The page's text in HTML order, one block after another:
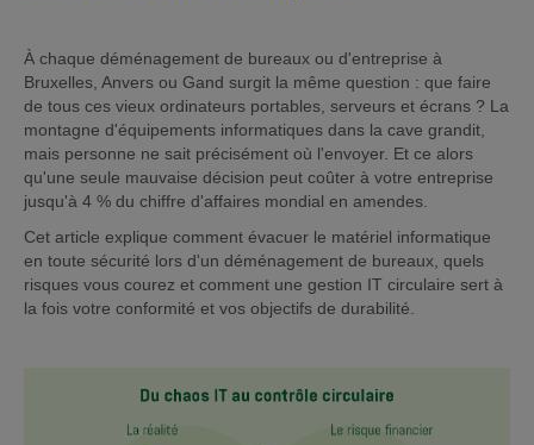
À chaque déménagement de bureaux ou d'entreprise à
Bruxelles, Anvers ou Gand surgit la même question : que faire
de tous ces vieux ordinateurs portables, serveurs et écrans ? La
montagne d'équipements informatiques dans la cave grandit,
mais personne ne sait précisément où l'envoyer. Et ce alors
qu'une seule mauvaise décision peut coûter à votre entreprise
jusqu'à 4 % du chiffre d'affaires mondial en amendes.
Cet article explique comment évacuer le matériel informatique
en toute sécurité lors d'un déménagement de bureaux, quels
risques vous courez et comment une gestion IT circulaire sert à
la fois votre conformité et vos objectifs de durabilité.